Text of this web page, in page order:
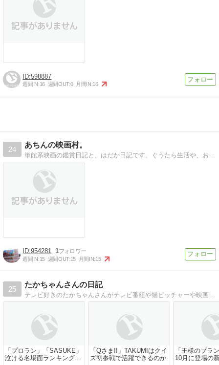
598887
週間IN:16 週間OUT:0 月間IN:16
24
あちんの映画村。
単館系映画の鑑賞日記と、はだか日記です。ぐうたら生活や、おもしろペットのお話も書いてます。
954281 1
週間IN:15 週間OUT:15 月間IN:15
25
たかちゃんさんの日記
テレビ好きのたかちゃんさんがテレビ番組や猫ピッチャーや映画や本などを紹介しております。
「プロラン」「SASUKE」
泣ける名場面ランキング
「Qさま!!」TAKUMIはクイ
ズ初参戦で活躍できるのか
「王様のブラ
10月に登場の